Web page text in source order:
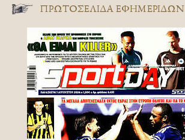
ΠΡΩΤΟΣΈΛΙΔΑ ΕΦΗΜΕΡΊΔΩΝ